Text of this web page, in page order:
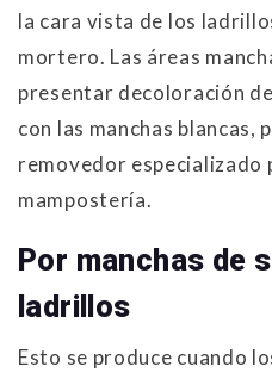
la cara vista de los
mortero. Las áreas
presentar decoloración
con las manchas blancas,
removedor especializado
mampostería.
Por manchas de
ladrillos
Esto se produce cuando